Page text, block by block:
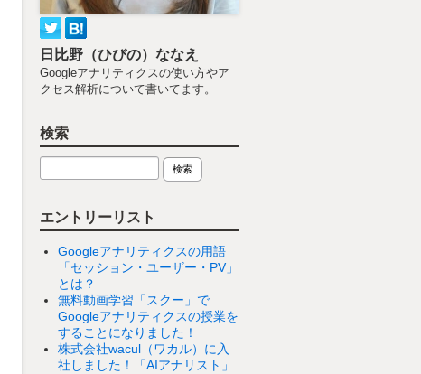
日比野（ひびの）ななえ
Googleアナリティクスの使い方やア
クセス解析について書いてます。
検索
エントリーリスト
Googleアナリティクスの用語
「セッション・ユーザー・PV」
とは？
無料動画学習「スクー」で
Googleアナリティクスの授業を
することになりました！
株式会社wacul（ワカル）に入
社しました！「AIアナリスト」